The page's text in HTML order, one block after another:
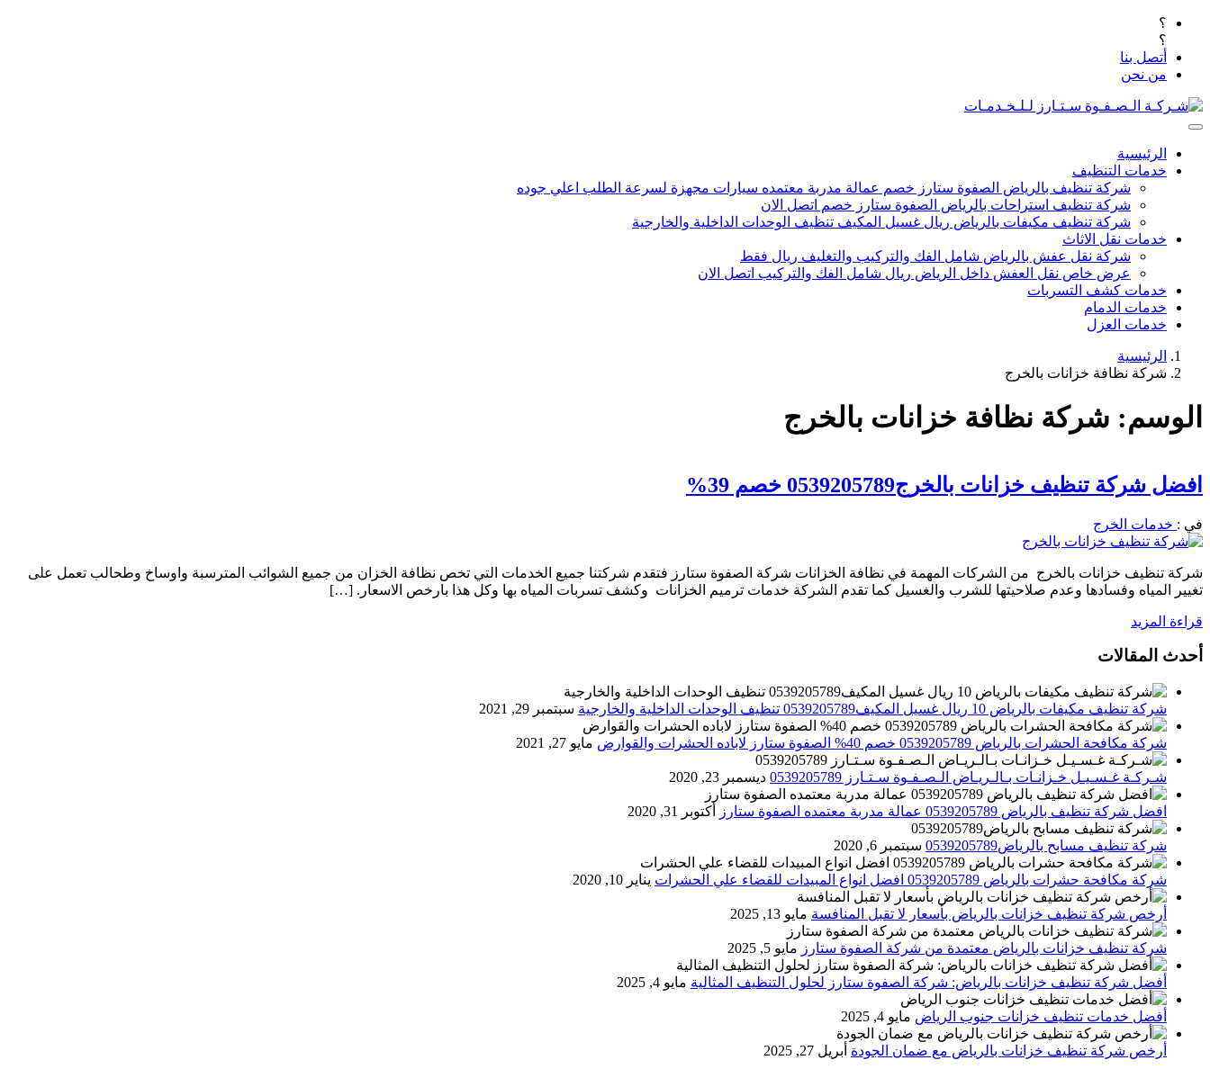
؟
؟
أتصل بنا
من نحن
الرئيسية
خدمات التنظيف
شركة تنظيف بالرياض الصفوة ستارز خصم عمالة مدربة معتمده سيارات مجهزة لسرعة الطلب اعلي جوده
شركة تنظيف استراحات بالرياض الصفوة ستارز خصم اتصل الان
شركة تنظيف مكيفات بالرياض ريال غسيل المكيف تنظيف الوحدات الداخلية والخارجية
خدمات نقل الاثاث
شركة نقل عفش بالرياض شامل الفك والتركيب والتغليف ريال فقط
عرض خاص نقل العفش داخل الرياض ريال شامل الفك والتركيب اتصل الان
خدمات كشف التسربات
خدمات الدمام
خدمات العزل
الرئيسية
شركة نظافة خزانات بالخرج
الوسم: شركة نظافة خزانات بالخرج
افضل شركة تنظيف خزانات بالخرج0539205789 خصم 39%
في : خدمات الخرج
شركة تنظيف خزانات بالخرج من الشركات المهمة في نظافة الخزانات شركة الصفوة ستارز فتقدم شركتنا جميع الخدمات التي تخص نظافة الخزان من جميع الشوائب المترسبة واوساخ وطحالب تعمل على
تغيير المياه وفسادها وعدم صلاحيتها للشرب والغسيل كما تقدم الشركة خدمات ترميم الخزانات وكشف تسربات المياه بها وكل هذا بارخص الاسعار. […]
قراءة المزيد
أحدث المقالات
شركة تنظيف مكيفات بالرياض 10 ريال غسيل المكيف0539205789 تنظيف الوحدات الداخلية والخارجية سبتمبر 29, 2021
شركة مكافحة الحشرات بالرياض 0539205789 خصم 40% الصفوة ستارز لاباده الحشرات والقوارض مايو 27, 2021
شـركـة غـسـيـل خـزانـات بـالـريـاض الـصـفـوة سـتـارز 0539205789 ديسمبر 23, 2020
افضل شركة تنظيف بالرياض 0539205789 عمالة مدربة معتمده الصفوة ستارز أكتوبر 31, 2020
شركة تنظيف مسابح بالرياض0539205789 سبتمبر 6, 2020
شركة مكافحة حشرات بالرياض 0539205789 افضل انواع المبيدات للقضاء علي الحشرات يناير 10, 2020
أرخص شركة تنظيف خزانات بالرياض بأسعار لا تقبل المنافسة مايو 13, 2025
شركة تنظيف خزانات بالرياض معتمدة من شركة الصفوة ستارز مايو 5, 2025
أفضل شركة تنظيف خزانات بالرياض: شركة الصفوة ستارز لحلول التنظيف المثالية مايو 4, 2025
أفضل خدمات تنظيف خزانات جنوب الرياض مايو 4, 2025
أرخص شركة تنظيف خزانات بالرياض مع ضمان الجودة أبريل 27, 2025